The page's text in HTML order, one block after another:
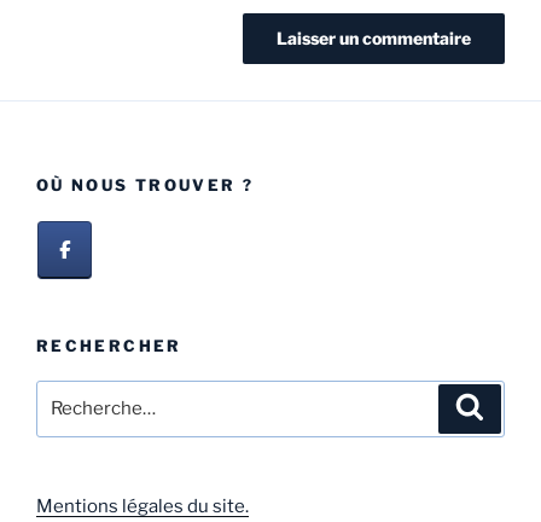
OÙ NOUS TROUVER ?
RECHERCHER
Mentions légales du site.